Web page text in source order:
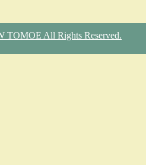
TOMOE All Rights Reserved.